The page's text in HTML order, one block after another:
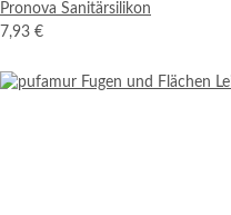
Pronova Sanitärsilikon
7,93 €